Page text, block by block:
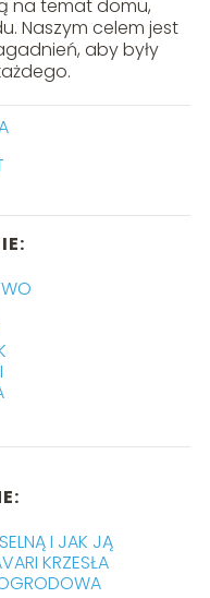
na temat domu,
Naszym celem jest
aby były
I JAK JĄ
KRZESŁA